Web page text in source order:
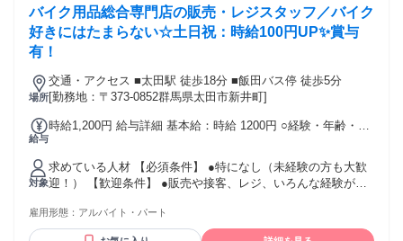
バイク用品総合専門店の販売・レジスタッフ／バイク
好きにはたまらない☆土日祝：時給100円UP✨賞与
有！
場所
交通・アクセス ■太田駅 徒歩18分 ■飯田バス停 徒歩5分
[勤務地：〒373-0852群馬県太田市新井町]
給与
時給1,200円 給与詳細 基本給：時給 1200円 ○経験・年齢・能
賞与年２回（６⽉、１２⽉） ○インセンティブ⼿当あり 〇資
格⼿当有 ＊社内規定による ●1・2級整備⼠ 20,000円/⽉〜
40,000円/⽉ ●3級整備⼠ 3,000円/⽉〜10,000円/⽉ ✅販売メイ
対象
求めている人材 【必須条件】 ●特になし（未経験の方も大歓
迎！） 【歓迎条件】 ●販売や接客、レジ、いろんな経験が活
クが好き！な方 【こんな方にはピッタリ！】 ◆趣味や好きな
ものに関わるお仕事をしたい方 ◆バイク好きの仲間とツーリ
雇用形態： アルバイト・パート